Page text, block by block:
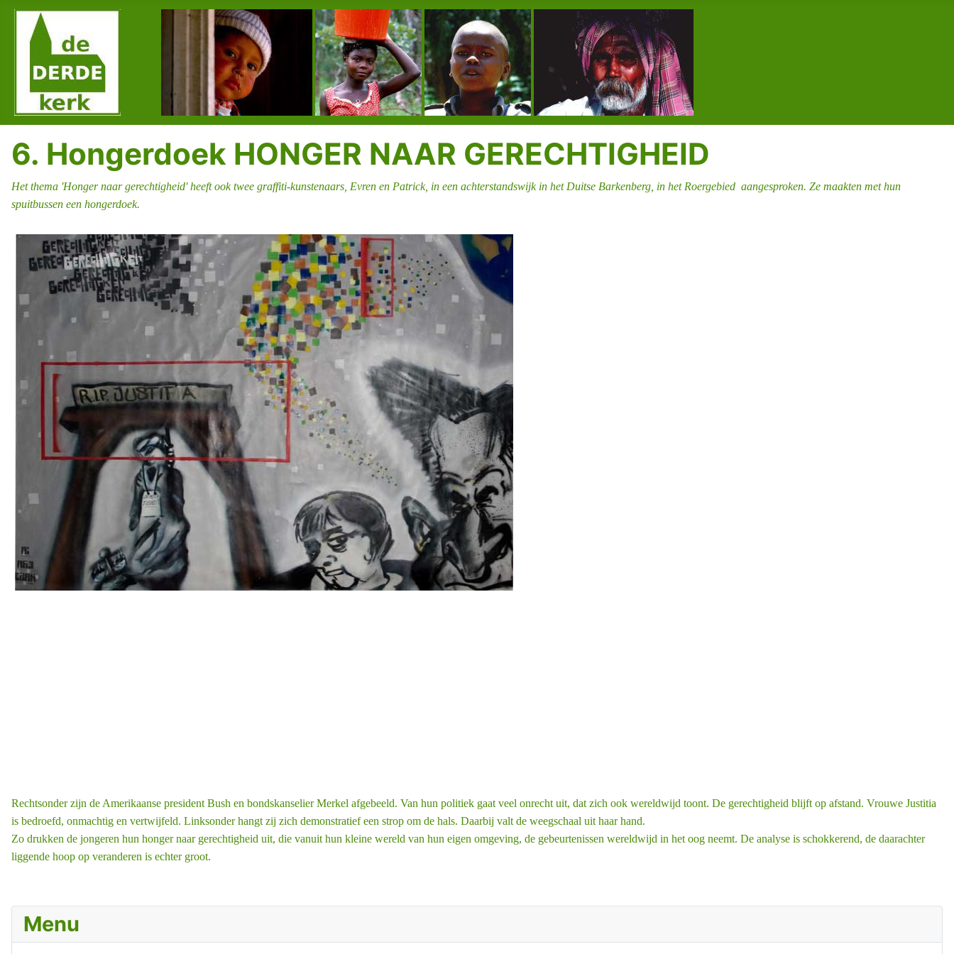
Menu
6. Hongerdoek HONGER NAAR GERECHTIGHEID
Het thema 'Honger naar gerechtigheid' heeft ook twee graffiti-kunstenaars, Evren en Patrick, in een achterstandswijk in het Duitse Barkenberg, in het Roergebied aangesproken. Ze maakten met hun
spuitbussen een hongerdoek.
Rechtsonder zijn de Amerikaanse president Bush en bondskanselier Merkel afgebeeld. Van hun politiek gaat veel onrecht uit, dat zich ook wereldwijd toont. De gerechtigheid blijft op afstand. Vrouwe Justitia
is bedroefd, onmachtig en vertwijfeld. Linksonder hangt zij zich demonstratief een strop om de hals. Daarbij valt de weegschaal uit haar hand.
Zo drukken de jongeren hun honger naar gerechtigheid uit, die vanuit hun kleine wereld van hun eigen omgeving, de gebeurtenissen wereldwijd in het oog neemt. De analyse is schokkerend, de daarachter
liggende hoop op veranderen is echter groot.